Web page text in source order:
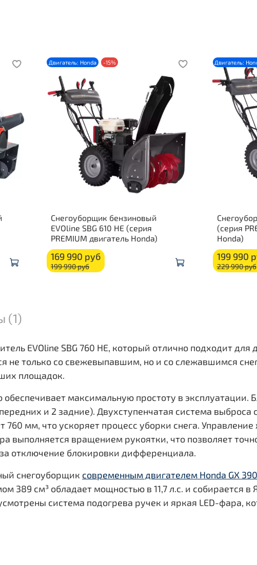
Двигатель: Honda -15%
Снегоуборщик бензиновый
EVOline SBG 610 HE (серия
PREMIUM двигатель Honda)
169 990 руб
199 990 руб
Двигатель:
(серия
Honda)
199 990
229 990 руб
(1)
EVOline SBG 760 HE, который отлично подходит для
не только со свежевыпавшим, но и со слежавшимся
площадок.
обеспечивает максимальную простоту в эксплуатации.
и 2 задние). Двухступенчатая система выброса
мм, что ускоряет процесс уборки снега.
выполняется вращением рукоятки, что позволяет
отключение блокировки дифференциала.
снегоуборщик современным двигателем Honda GX 390
см³ обладает мощностью в 11,7 л.с. и собирается в
система подогрева ручек и яркая LED-фара,